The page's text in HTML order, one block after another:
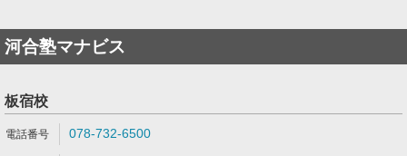
河合塾マナビス
板宿校
078-732-6500